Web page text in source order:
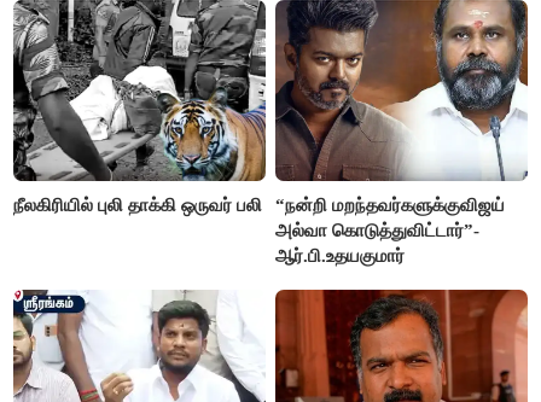
நீலகிரியில் புலி தாக்கி ஒருவர் பலி
“நன்றி மறந்தவர்களுக்குவிஜய்
அல்வா கொடுத்துவிட்டார்”-
ஆர்.பி.உதயகுமார்